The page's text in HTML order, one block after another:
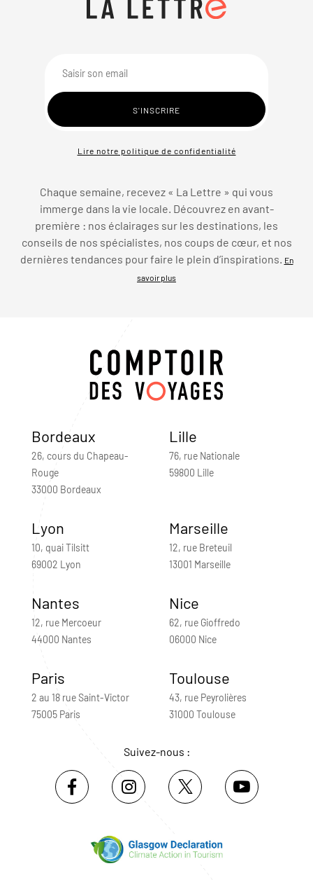
Lire notre politique de confidentialité
Chaque semaine, recevez « La Lettre » qui vous
immerge dans la vie locale. Découvrez en avant-
première : nos éclairages sur les destinations, les
conseils de nos spécialistes, nos coups de cœur, et nos
dernières tendances pour faire le plein d’inspirations.
En
savoir plus
Bordeaux
26, cours du Chapeau-
Rouge
33000 Bordeaux
Lille
76, rue Nationale
59800 Lille
Lyon
10, quai Tilsitt
69002 Lyon
Marseille
12, rue Breteuil
13001 Marseille
Nantes
12, rue Mercoeur
44000 Nantes
Nice
62, rue Gioffredo
06000 Nice
Paris
2 au 18 rue Saint-Victor
75005 Paris
Toulouse
43, rue Peyrolières
31000 Toulouse
Suivez-nous :